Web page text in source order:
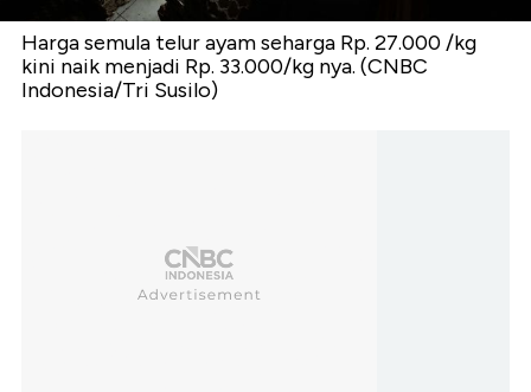
Harga semula telur ayam seharga Rp. 27.000 /kg
kini naik menjadi Rp. 33.000/kg nya. (CNBC
Indonesia/Tri Susilo)